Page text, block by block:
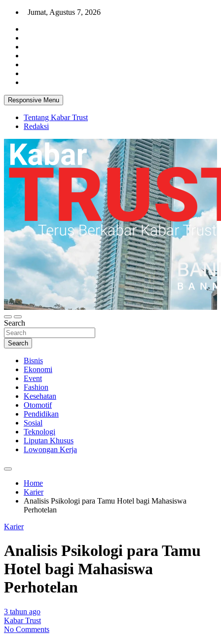
Skip
content
Jumat, Agustus 7, 2026
Responsive Menu
Tentang Kabar Trust
Redaksi
Kabar Trust
Terus Berkabar Kabar Trust
Search
Search
Bisnis
Ekonomi
Event
Fashion
Kesehatan
Otomotif
Pendidikan
Sosial
Teknologi
Liputan Khusus
Lowongan Kerja
Home
Karier
Analisis Psikologi para Tamu Hotel bagi Mahasiswa
Perhotelan
Karier
Analisis Psikologi para Tamu
Hotel bagi Mahasiswa
Perhotelan
3 tahun ago
Kabar Trust
No Comments